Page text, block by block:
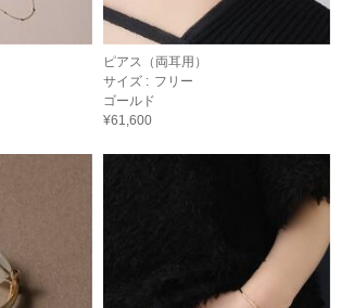
ピアス（両耳用）
サイズ : フリー
ゴールド
¥61,600